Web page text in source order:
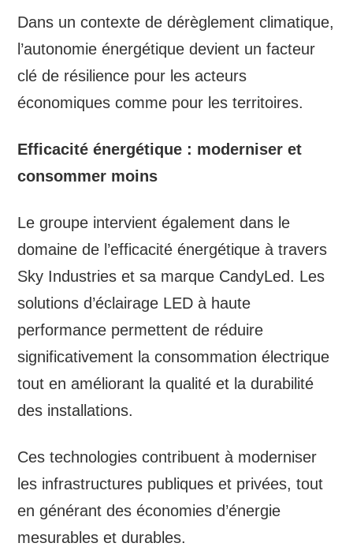
Dans un contexte de dérèglement climatique,
l’autonomie énergétique devient un facteur
clé de résilience pour les acteurs
économiques comme pour les territoires.
Efficacité énergétique : moderniser et
consommer moins
Le groupe intervient également dans le
domaine de l’efficacité énergétique à travers
Sky Industries et sa marque CandyLed. Les
solutions d’éclairage LED à haute
performance permettent de réduire
significativement la consommation électrique
tout en améliorant la qualité et la durabilité
des installations.
Ces technologies contribuent à moderniser
les infrastructures publiques et privées, tout
en générant des économies d’énergie
mesurables et durables.